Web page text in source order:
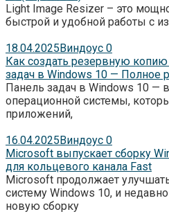
Light Image Resizer – это
быстрой и удобной работы с
18.04.2025 Виндоус 0
Как создать резервную копию
задач в Windows 10 — Полное
Панель задач в Windows 10 —
операционной системы,
приложений,
16.04.2025 Виндоус 0
Microsoft выпускает сборку
для кольцевого канала Fast
Microsoft продолжает
систему Windows 10, и
новую сборку